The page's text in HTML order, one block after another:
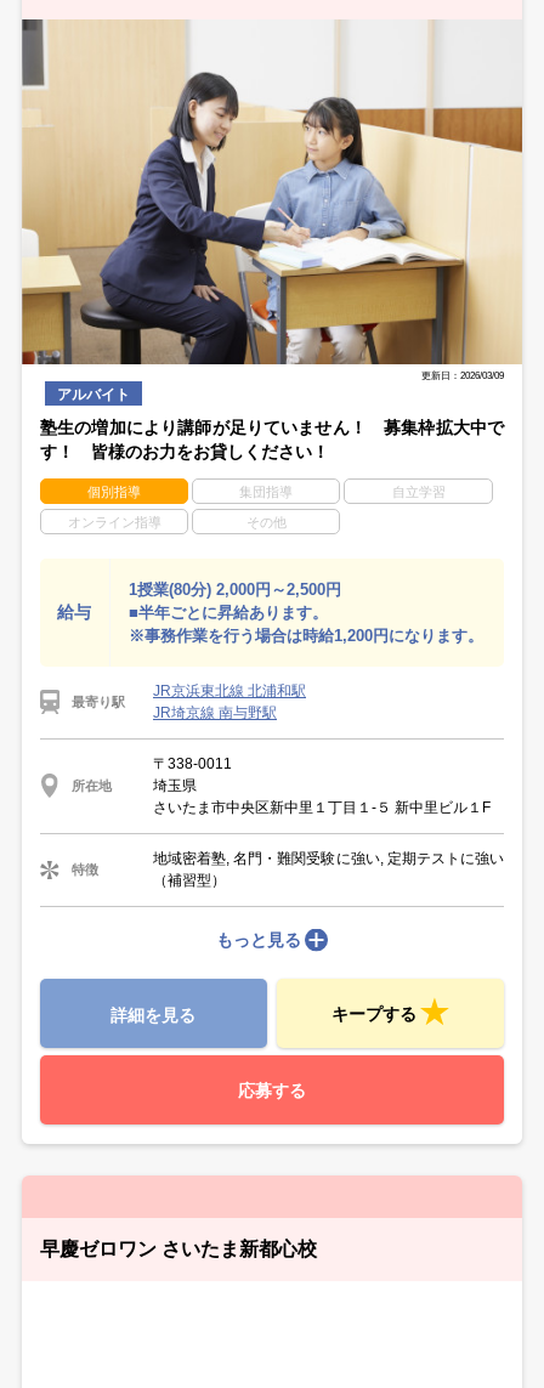
更新日：2026/03/09
アルバイト
塾生の増加により講師が足りていません！ 募集枠拡大中で
す！ 皆様のお力をお貸しください！
個別指導 集団指導 自立学習
オンライン指導 その他
給与
1授業(80分) 2,000円～2,500円
■半年ごとに昇給あります。
※事務作業を行う場合は時給1,200円になります。
最寄り駅
JR京浜東北線 北浦和駅
JR埼京線 南与野駅
所在地
〒338-0011
埼玉県
さいたま市中央区新中里１丁目１-５ 新中里ビル１F
特徴
地域密着塾, 名門・難関受験に強い, 定期テストに強い
（補習型）
もっと見る
詳細を見る キープする
応募する
早慶ゼロワン さいたま新都心校